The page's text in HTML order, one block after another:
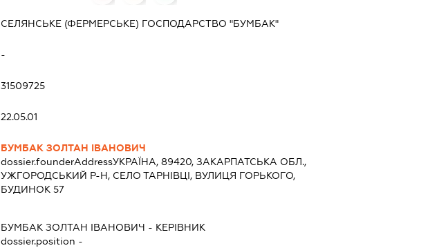
СЕЛЯНСЬКЕ (ФЕРМЕРСЬКЕ) ГОСПОДАРСТВО "БУМБАК"
-
31509725
22.05.01
БУМБАК ЗОЛТАН ІВАНОВИЧ
dossier.founderAddressУКРАЇНА, 89420, ЗАКАРПАТСЬКА ОБЛ.,
УЖГОРОДСЬКИЙ Р-Н, СЕЛО ТАРНІВЦІ, ВУЛИЦЯ ГОРЬКОГО,
БУДИНОК 57
БУМБАК ЗОЛТАН ІВАНОВИЧ - КЕРІВНИК
dossier.position -